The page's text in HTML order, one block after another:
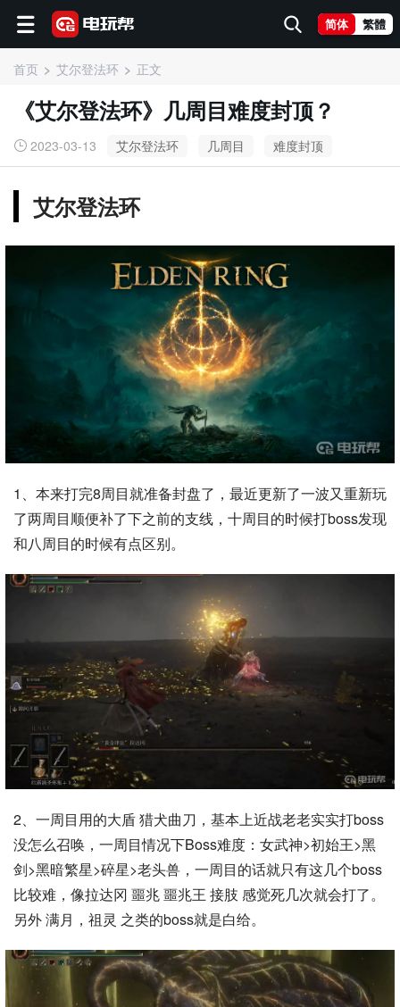
简体 繁體
首页 艾尔登法环 正文
《艾尔登法环》几周目难度封顶？
2023-03-13 艾尔登法环 几周目 难度封顶
艾尔登法环
1、本来打完8周目就准备封盘了，最近更新了一波又重新玩
了两周目顺便补了下之前的支线，十周目的时候打boss发现
和八周目的时候有点区别。
2、一周目用的大盾 猎犬曲刀，基本上近战老老实实打boss
没怎么召唤，一周目情况下Boss难度：女武神>初始王>黑
剑>黑暗繁星>碎星>老头兽，一周目的话就只有这几个boss
比较难，像拉达冈 噩兆 噩兆王 接肢 感觉死几次就会打了。
另外 满月，祖灵 之类的boss就是白给。